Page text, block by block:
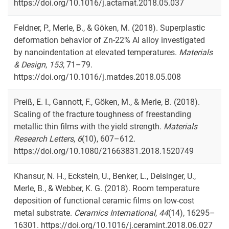
https://doi.org/10.1016/j.actamat.2018.05.037
Feldner, P., Merle, B., & Göken, M. (2018). Superplastic
deformation behavior of Zn-22% Al alloy investigated
by nanoindentation at elevated temperatures. Materials
& Design, 153, 71–79.
https://doi.org/10.1016/j.matdes.2018.05.008
Preiß, E. I., Gannott, F., Göken, M., & Merle, B. (2018).
Scaling of the fracture toughness of freestanding
metallic thin films with the yield strength. Materials
Research Letters, 6(10), 607–612.
https://doi.org/10.1080/21663831.2018.1520749
Khansur, N. H., Eckstein, U., Benker, L., Deisinger, U.,
Merle, B., & Webber, K. G. (2018). Room temperature
deposition of functional ceramic films on low-cost
metal substrate. Ceramics International, 44(14), 16295–
16301. https://doi.org/10.1016/j.ceramint.2018.06.027